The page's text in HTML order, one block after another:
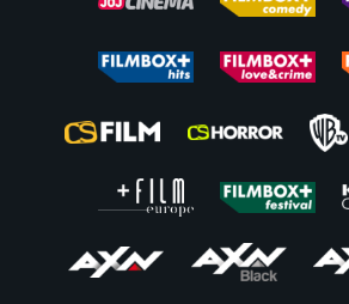
2013 | Francie, USA | Krimi, Akční, Drama, Thriller
2013 | Francie, USA | Drama, Thriller, Životopisný
Police
Story: V
pasti
47%
2013 | Francie, Lucembursko, Belgie | Komedie, Thriller
38%
tvorové:
42
doteku